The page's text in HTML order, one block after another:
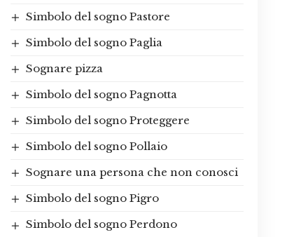
Simbolo del sogno Pastore
Simbolo del sogno Paglia
Sognare pizza
Simbolo del sogno Pagnotta
Simbolo del sogno Proteggere
Simbolo del sogno Pollaio
Sognare una persona che non conosci
Simbolo del sogno Pigro
Simbolo del sogno Perdono